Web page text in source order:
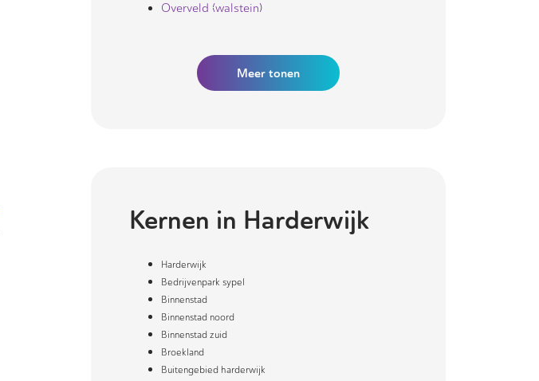
Overveld (walstein)
Meer tonen
Kernen in Harderwijk
Harderwijk
Bedrijvenpark sypel
Binnenstad
Binnenstad noord
Binnenstad zuid
Broekland
Buitengebied harderwijk